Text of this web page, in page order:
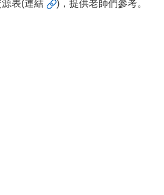
表(連結 )，提供老師們參考。